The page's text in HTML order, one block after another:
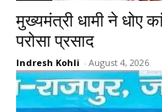
मुख्यमंत्री धामी ने धोए
परोसा प्रसाद
Indresh Kohli - August 4, 2026